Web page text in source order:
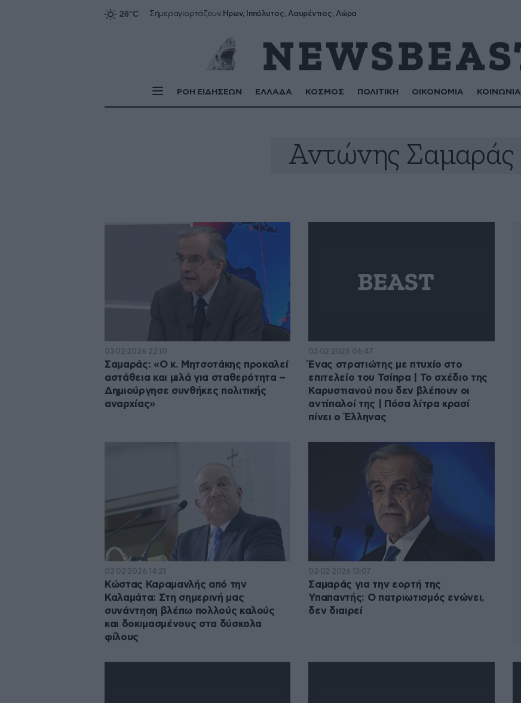
Σήμεραγιορτάζουν: Ήρων, Ιππόλυτος, Λαυρέντιος, Λώρα
ΡΟΗ ΕΙΔΗΣΕΩΝ ΕΛΛΑΔΑ ΚΟΣΜΟΣ ΠΟΛΙΤΙΚΗ ΟΙΚΟΝΟΜΙΑ ΚΟΙΝΩΝΙΑ
Αντώνης Σαμαράς
03·02·2026 22:10
Σαμαράς: «Ο κ. Μητσοτάκης προκαλεί
αστάθεια και μιλά για σταθερότητα –
Δημιούργησε συνθήκες πολιτικής
αναρχίας»
03·02·2026 06:47
Ένας στρατιώτης με πτυχίο στο
επιτελείο του Τσίπρα | Το σχέδιο της
Καρυστιανού που δεν βλέπουν οι
αντίπαλοί της | Πόσα λίτρα κρασί
πίνει ο Έλληνας
02·02·2026 14:21
Κώστας Καραμανλής από την
Καλαμάτα: Στη σημερινή μας
συνάντηση βλέπω πολλούς καλούς
και δοκιμασμένους στα δύσκολα
φίλους
02·02·2026 13:07
Σαμαράς για την εορτή της
Υπαπαντής: Ο πατριωτισμός ενώνει,
δεν διαιρεί